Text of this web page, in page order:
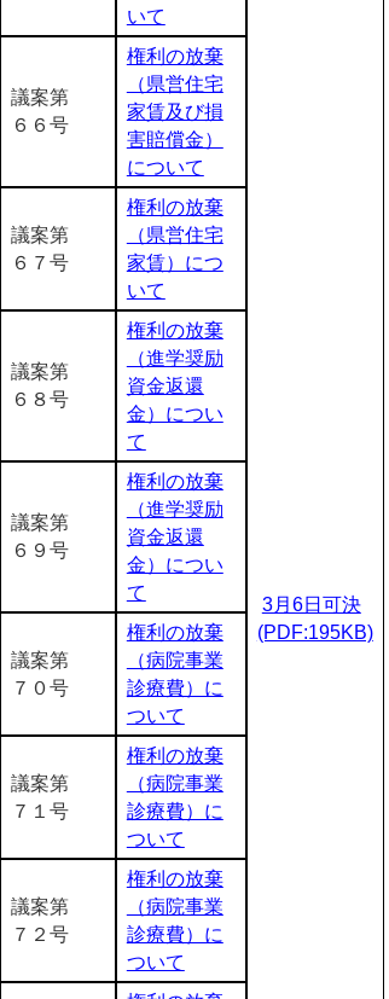
いて
3月6日可決
(PDF:195KB)
議案第
６６号
権利の放棄
（県営住宅
家賃及び損
害賠償金）
について
議案第
６７号
権利の放棄
（県営住宅
家賃）につ
いて
議案第
６８号
権利の放棄
（進学奨励
資金返還
金）につい
て
議案第
６９号
権利の放棄
（進学奨励
資金返還
金）につい
て
議案第
７０号
権利の放棄
（病院事業
診療費）に
ついて
議案第
７１号
権利の放棄
（病院事業
診療費）に
ついて
議案第
７２号
権利の放棄
（病院事業
診療費）に
ついて